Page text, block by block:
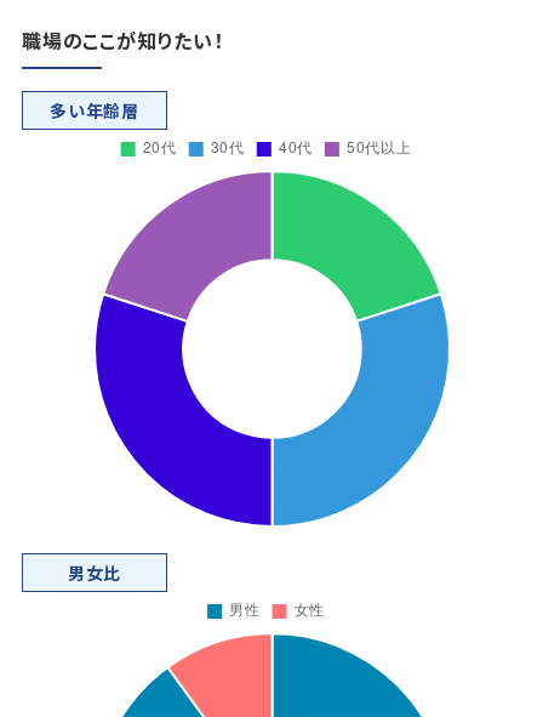
職場のここが知りたい！
多い年齢層
男女比